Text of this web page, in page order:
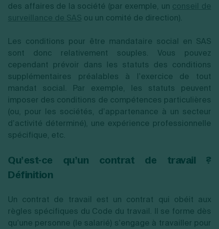
des affaires de la société (par exemple, un conseil de
surveillance de SAS ou un comité de direction).
Les conditions pour être mandataire social en SAS
sont donc relativement souples. Vous pouvez
cependant prévoir dans les statuts des conditions
supplémentaires préalables à l’exercice de tout
mandat social. Par exemple, les statuts peuvent
imposer des conditions de compétences particulières
(ou, pour les sociétés, d’appartenance à un secteur
d’activité déterminé), une expérience professionnelle
spécifique, etc.
Qu’est-ce qu’un contrat de travail ?
Définition
Un contrat de travail est un contrat qui obéit aux
règles spécifiques du Code du travail. Il se forme dès
qu’une personne (le salarié) s’engage à travailler pour